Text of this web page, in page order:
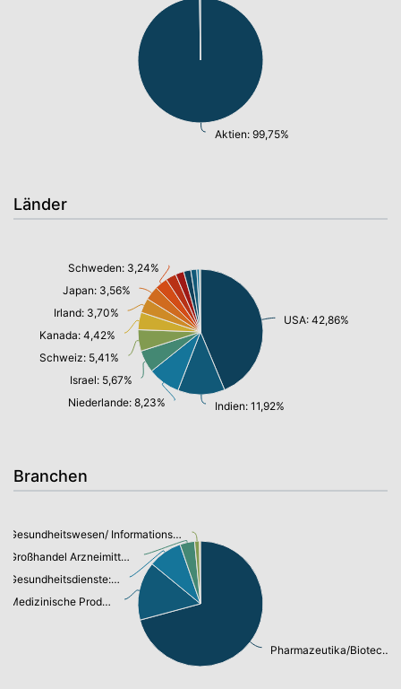
Aktien: 99,75%
Länder
USA: 42,86%
Indien: 11,92%
Niederlande: 8,23%
Israel: 5,67%
Schweiz: 5,41%
Kanada: 4,42%
Irland: 3,70%
Japan: 3,56%
Schweden: 3,24%
Branchen
Pharmazeutika/Biotechnologie: 69,42%
Medizinische Produkte/Instrumente: 14,82%
Gesundheitsdienste: 8,61%
Großhandel Arzneimittel: 3,70%
Gesundheitswesen/ Informationstechnologie: 1,23%